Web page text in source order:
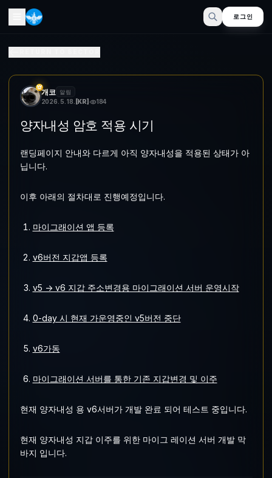
로그인
개코 알림
2026. 5. 18. [KR] 184
양자내성 암호 적용 시기
랜딩페이지 안내와 다르게 아직 양자내성을 적용된 상태가 아
닙니다.
이후 아래의 절차대로 진행예정입니다.
마이그래이션 앱 등록
v6버전 지갑앱 등록
v5 -> v6 지갑 주소변경용 마이그래이션 서버 운영시작
0-day 시 현재 가운영중인 v5버전 중단
v6가동
마이그래이션 서버를 통한 기존 지갑변경 및 이주
현재 양자내성 용 v6서버가 개발 완료 되어 테스트 중입니다.
현재 양자내성 지갑 이주를 위한 마이그 레이션 서버 개발 막
바지 입니다.